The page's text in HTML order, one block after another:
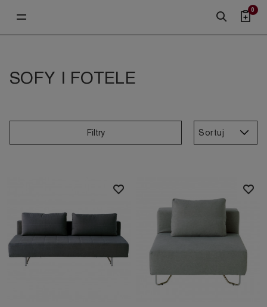
0
SOFY I FOTELE
Filtry Sortuj